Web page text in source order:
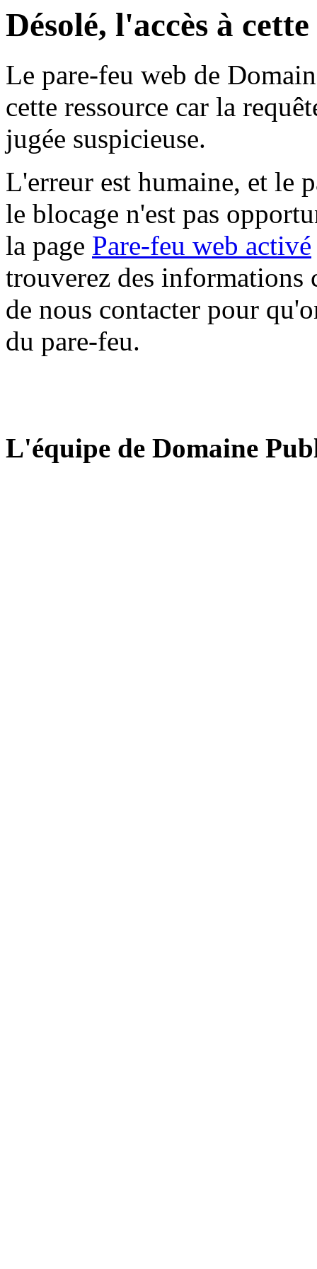
Désolé, l'accès à
Le pare-feu web de
cette ressource car la
jugée suspicieuse.
L'erreur est humaine, et le
le blocage n'est pas
la page Pare-feu web activé
trouverez des informations
de nous contacter pour
du pare-feu.
L'équipe de Domaine